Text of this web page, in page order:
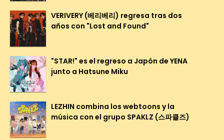
VERIVERY (베리베리) regresa tras dos
años con "Lost and Found"
"STAR!" es el regreso a Japón de YENA
junto a Hatsune Miku
LEZHIN combina los webtoons y la
música con el grupo SPAKLZ (스파클즈)